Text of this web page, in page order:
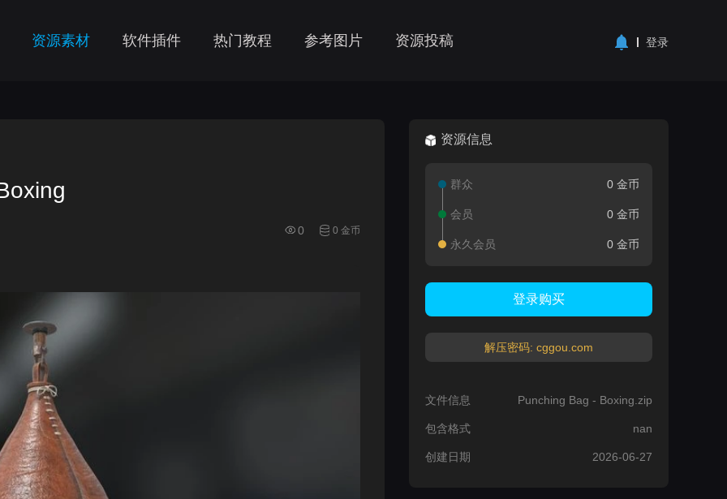
资源素材 软件插件 热门教程 参考图片 资源投稿 登录
0 0 金币
资源信息
群众 0 金币
会员 0 金币
永久会员 0 金币
登录购买
解压密码: cggou.com
文件信息 Punching Bag - Boxing.zip
包含格式 nan
创建日期 2026-06-27